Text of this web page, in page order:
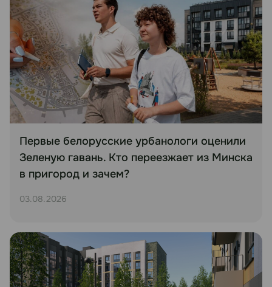
Первые белорусские урбанологи оценили
Зеленую гавань. Кто переезжает из Минска
в пригород и зачем?
03.08.2026